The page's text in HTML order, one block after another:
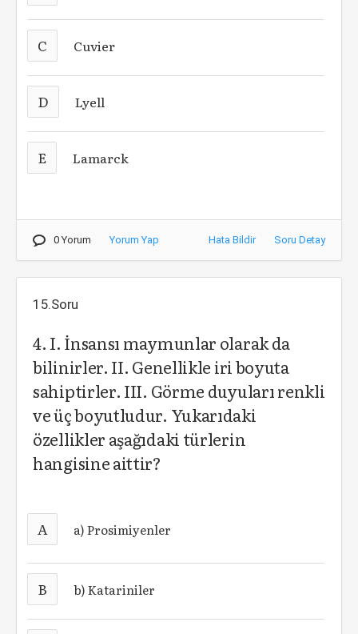
C Cuvier
D Lyell
E Lamarck
0 Yorum Yorum Yap Hata Bildir Soru Detay
15.Soru
4. I. İnsansı maymunlar olarak da
bilinirler. II. Genellikle iri boyuta
sahiptirler. III. Görme duyuları renkli
ve üç boyutludur. Yukarıdaki
özellikler aşağıdaki türlerin
hangisine aittir?
A a) Prosimiyenler
B b) Katariniler